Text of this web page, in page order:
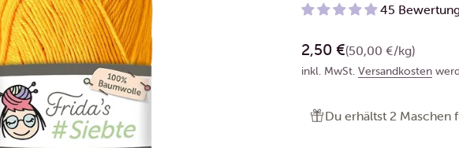
45
Angebot
2,50 €(50,00 €/kg)
inkl. MwSt. Versandkosten
Du erhältst 2 Maschen